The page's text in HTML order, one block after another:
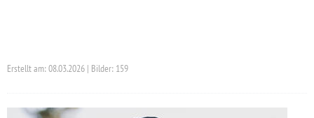
Erstellt am: 08.03.2026 | Bilder: 159